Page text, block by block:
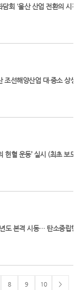
담회 '울산 산업 전환의 시간
조선해양산업 대·중소 상생
헌혈 운동’ 실시 (최초 보도
년도 본격 시동… 탄소중립형
8 9 10 >